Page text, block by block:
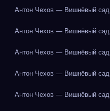
Антон Чехов — Вишнёвый сад
Антон Чехов — Вишнёвый сад
Антон Чехов — Вишнёвый сад
Антон Чехов — Вишнёвый сад
Антон Чехов — Вишнёвый сад